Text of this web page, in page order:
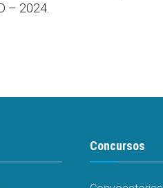
– 2024.
Concursos